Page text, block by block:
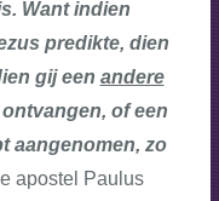
Want indien
predikte, dien
gij een andere
of een
aangenomen, zo
apostel Paulus